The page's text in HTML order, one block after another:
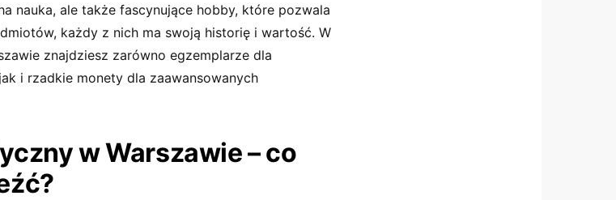
nauka, ale także fascynujące hobby, które pozwala
każdy z nich ma swoją historię i wartość. W
znajdziesz zarówno egzemplarze dla
i rzadkie monety dla zaawansowanych
w Warszawie – co